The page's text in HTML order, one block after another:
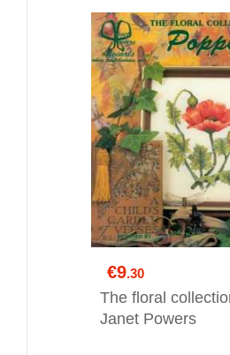
€9.30
The floral
Janet Powers